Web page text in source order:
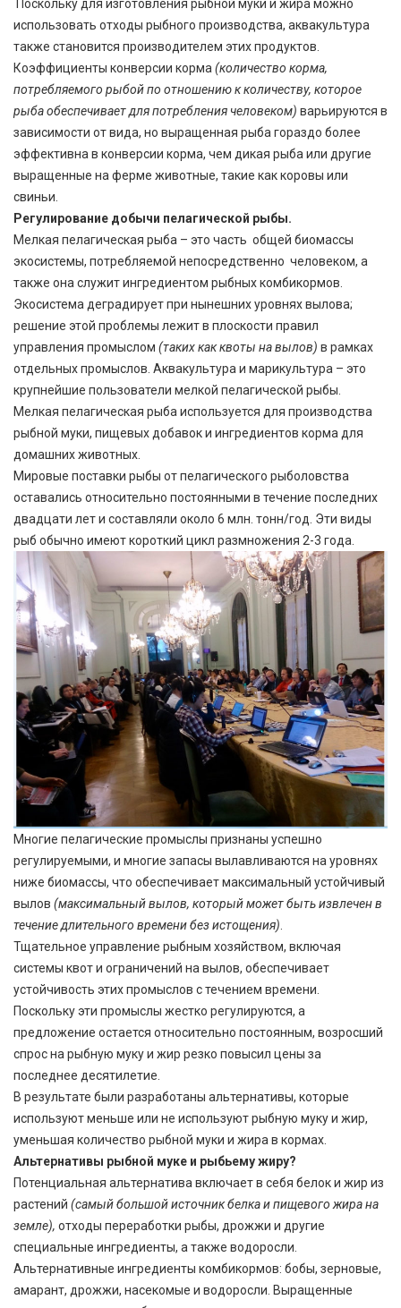
Поскольку для изготовления рыбной муки и жира можно
использовать отходы рыбного производства, аквакультура
также становится производителем этих продуктов.
Коэффициенты конверсии корма(количество корма,
потребляемого рыбой по отношению к количеству, которое
рыба обеспечивает для потребления человеком) варьируются в
зависимости от вида, но выращенная рыба гораздо более
эффективна в конверсии корма, чем дикая рыба или другие
выращенные на ферме животные, такие как коровы или
свиньи.
Регулирование добычи пелагической рыбы.
Мелкая пелагическая рыба – это часть общей биомассы
экосистемы, потребляемой непосредственно человеком, а
также она служит ингредиентом рыбных комбикормов.
Экосистема деградирует при нынешних уровнях вылова;
решение этой проблемы лежит в плоскости правил
управления промыслом (таких как квоты на вылов) в рамках
отдельных промыслов. Аквакультура и марикультура – это
крупнейшие пользователи мелкой пелагической рыбы.
Мелкая пелагическая рыба используется для производства
рыбной муки, пищевых добавок и ингредиентов корма для
домашних животных.
Мировые поставки рыбы от пелагического рыболовства
оставались относительно постоянными в течение последних
двадцати лет и составляли около 6 млн. тонн/год. Эти виды
рыб обычно имеют короткий цикл размножения 2-3 года.
Многие пелагические промыслы признаны успешно
регулируемыми, и многие запасы вылавливаются на уровнях
ниже биомассы, что обеспечивает максимальный устойчивый
вылов (максимальный вылов, который может быть извлечен в
течение длительного времени без истощения)
Тщательное управление рыбным хозяйством, включая
системы квот и ограничений на вылов, обеспечивает
устойчивость этих промыслов с течением времени.
Поскольку эти промыслы жестко регулируются, а
предложение остается относительно постоянным, возросший
спрос на рыбную муку и жир резко повысил цены за
последнее десятилетие.
В результате были разработаны альтернативы, которые
используют меньше или не используют рыбную муку и жир,
уменьшая количество рыбной муки и жира в кормах.
Альтернативы рыбной муке и рыбьему жиру?
Потенциальная альтернатива включает в себя белок и жир из
растений (самый большой источник белка и пищевого жира на
земле), отходы переработки рыбы, дрожжи и другие
специальные ингредиенты, а также водоросли.
Альтернативные ингредиенты комбикормов: бобы, зерновые,
амарант, дрожжи, насекомые и водоросли. Выращенные